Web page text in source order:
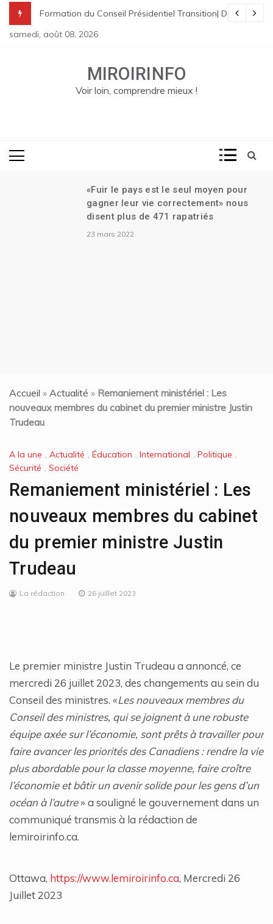
content
Garry Conille rencontre les dirigeants de Pitit
remet sa démission| Le Canada se réjouit de l’investiture du
Conseil Présidentiel Transition| Déploiement des marines
Martine renvoyée au
samedi, août 08, 2026
MIROIRINFO
Voir loin, comprendre mieux !
«Fuir le pays est le seul moyen pour
gagner leur vie correctement» nous
disent plus de 471 rapatriés
23 mars 2022
Des
En
Accueil » Actualité » Remaniement ministériel : Les
nouveaux membres du cabinet du premier ministre Justin
Trudeau
A la une , Actualité , Éducation , International , Politique ,
Sécurité , Société
Remaniement ministériel : Les
nouveaux membres du cabinet
du premier ministre Justin
Trudeau
La rédaction 26 juillet 2023
Le premier ministre Justin Trudeau a annoncé, ce
mercredi 26 juillet 2023, des changements au sein du
Conseil des ministres. «Les nouveaux membres du
Conseil des ministres, qui se joignent à une robuste
équipe axée sur l’économie, sont prêts à travailler pour
faire avancer les priorités des Canadiens : rendre la vie
plus abordable pour la classe moyenne, faire croître
l’économie et bâtir un avenir solide pour les gens d’un
océan à l’autre» a souligné le gouvernement dans un
communiqué transmis à la rédaction de
lemiroirinfo.ca.
Ottawa, https://www.lemiroirinfo.ca, Mercredi 26
Juillet 2023